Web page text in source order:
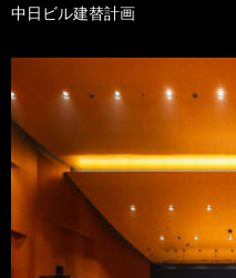
中日ビル建替計画